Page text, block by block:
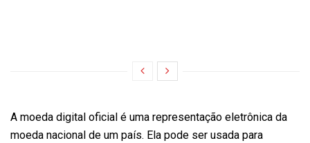
A moeda digital oficial é uma representação eletrônica da
moeda nacional de um país. Ela pode ser usada para